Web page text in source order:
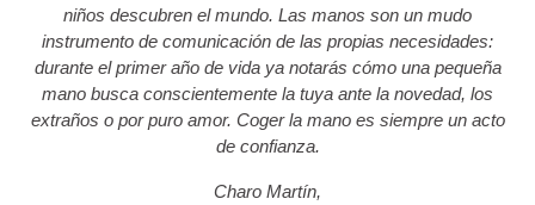
niños descubren el mundo. Las manos son un mudo
instrumento de comunicación de las propias necesidades:
durante el primer año de vida ya notarás cómo una pequeña
mano busca conscientemente la tuya ante la novedad, los
extraños o por puro amor. Coger la mano es siempre un acto
de confianza.
Charo Martín,